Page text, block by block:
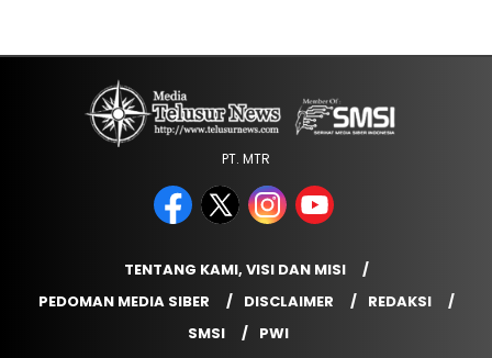
PT. MTR
TENTANG KAMI, VISI DAN MISI
PEDOMAN MEDIA SIBER
DISCLAIMER
REDAKSI
SMSI
PWI